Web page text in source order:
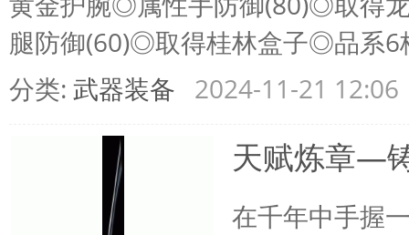
腿防御(60)◎取得桂林盒子◎品系6
分类: 武器装备 2024-11-21 12:06
天赋炼章—
在千年中手握